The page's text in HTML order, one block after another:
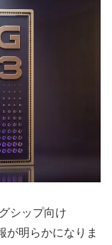
シップ向け
が明らかになりま